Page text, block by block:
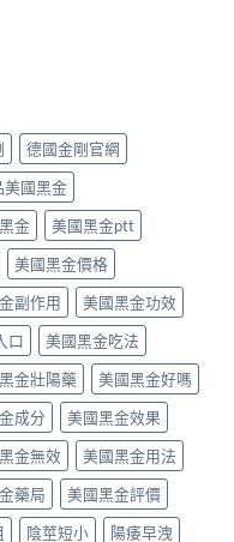
德國金剛官網
美國黑金
金
美國黑金ptt
美國黑金價格
副作用
美國黑金功效
口
美國黑金吃法
金壯陽藥
美國黑金好嗎
成分
美國黑金效果
金無效
美國黑金用法
藥局
美國黑金評價
陰莖短小 陽痿早洩